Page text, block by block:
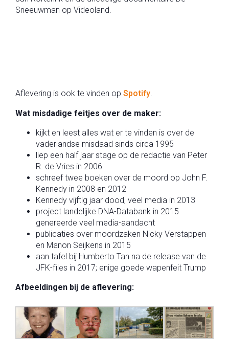
Sneeuwman op Videoland.
Aflevering is ook te vinden op Spotify.
Wat misdadige feitjes over de maker:
kijkt en leest alles wat er te vinden is over de
vaderlandse misdaad sinds circa 1995
liep een half jaar stage op de redactie van Peter
R. de Vries in 2006
schreef twee boeken over de moord op John F.
Kennedy in 2008 en 2012
Kennedy vijftig jaar dood, veel media in 2013
project landelijke DNA-Databank in 2015
genereerde veel media-aandacht
publicaties over moordzaken Nicky Verstappen
en Manon Seijkens in 2015
aan tafel bij Humberto Tan na de release van de
JFK-files in 2017; enige goede wapenfeit Trump
Afbeeldingen bij de aflevering: